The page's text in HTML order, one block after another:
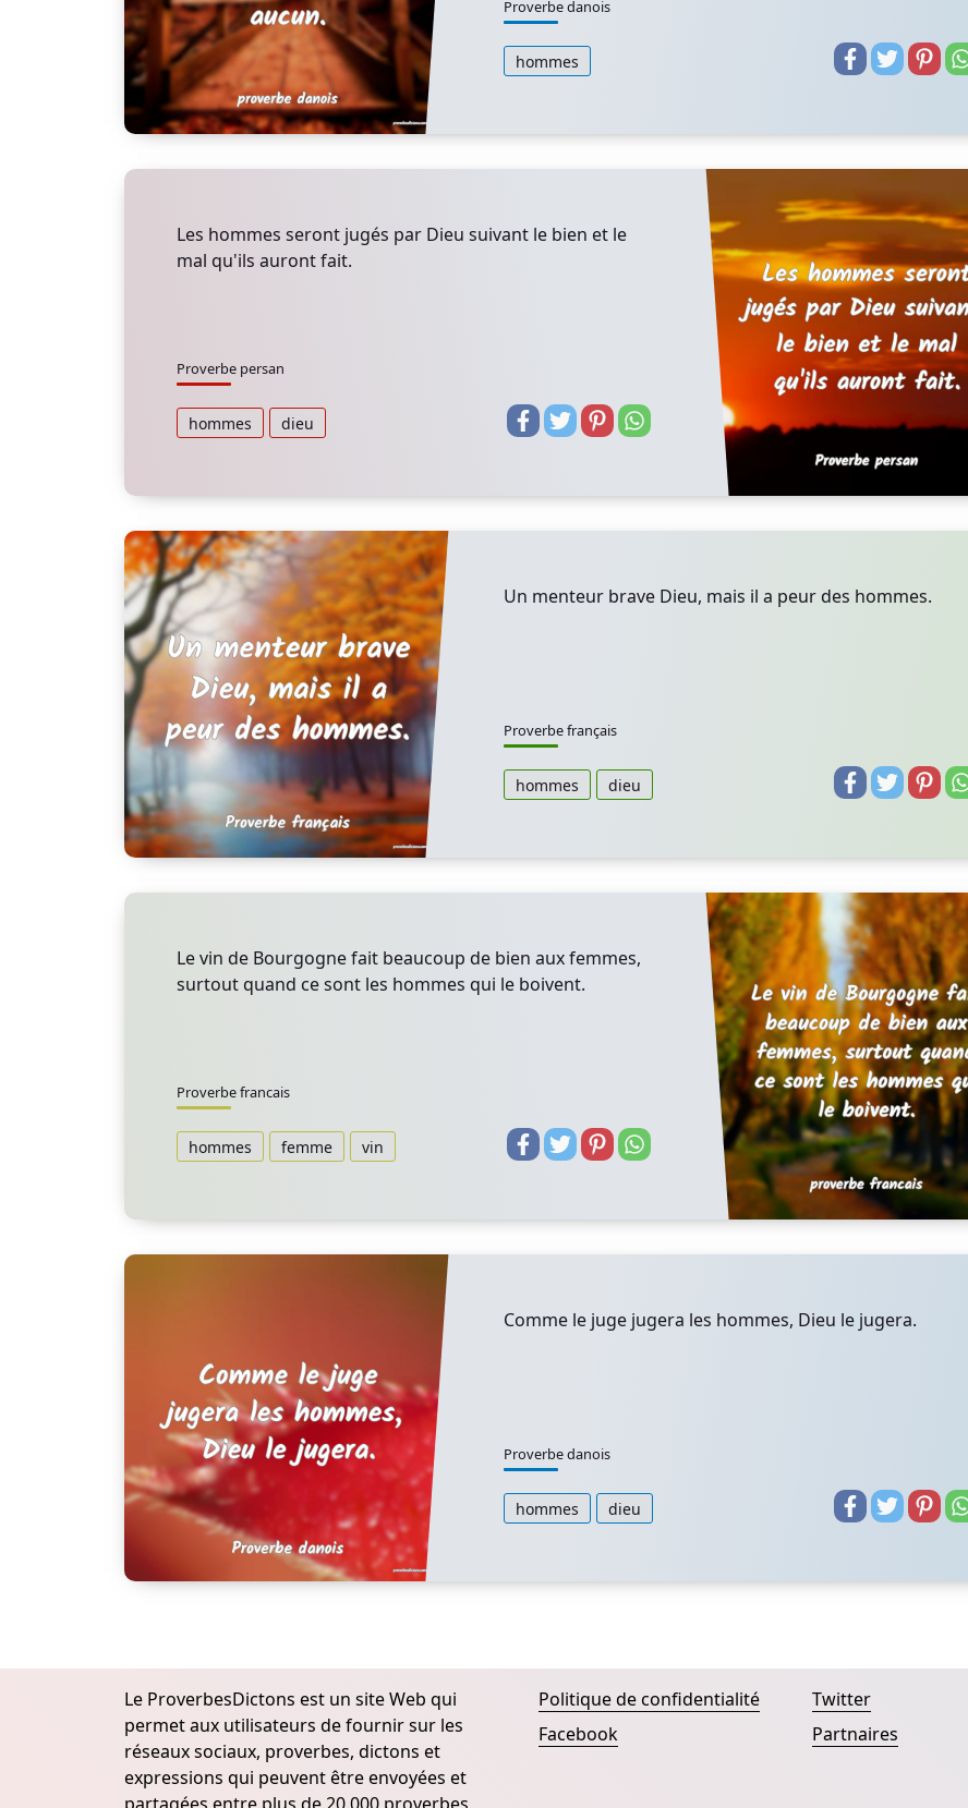
Proverbe danois
hommes
Les hommes seront jugés par Dieu suivant le bien et le
mal qu'ils auront fait.
Proverbe persan
hommes dieu
Un menteur brave Dieu, mais il a peur des hommes.
Proverbe français
hommes dieu
Le vin de Bourgogne fait beaucoup de bien aux femmes,
surtout quand ce sont les hommes qui le boivent.
Proverbe francais
hommes femme vin
Comme le juge jugera les hommes, Dieu le jugera.
Proverbe danois
hommes dieu
Le ProverbesDictons est un site Web qui
permet aux utilisateurs de fournir sur les
réseaux sociaux, proverbes, dictons et
expressions qui peuvent être envoyées et
Politique de confidentialité
Facebook
Twitter
Partnaires